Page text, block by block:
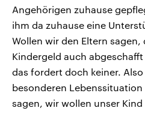
Angehörigen zuhause
ihm da zuhause eine
Wollen wir den Eltern sagen,
Kindergeld auch
das fordert doch keiner.
besonderen
sagen, wir wollen unser